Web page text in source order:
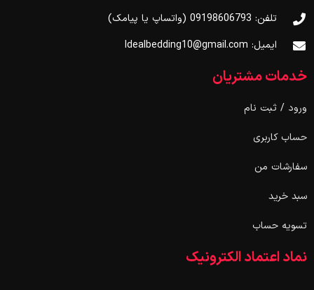
تلفن: 09198606793 (واتساپ یا پیامک)
ایمیل: Idealbedding10@gmail.com
خدمات مشتریان
ورود / ثبت نام
حساب کاربری
سفارشات من
سبد خرید
تسویه حساب
نماد اعتماد الکترونیک